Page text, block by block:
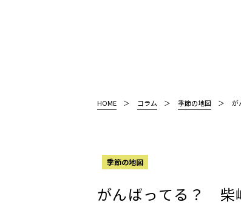
HOME コラム 季節の地図 が
季節の地図
がんばってる？ 柴